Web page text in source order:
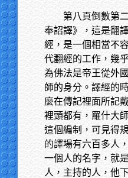
第八頁倒數第
奉詔譯》，這是翻
經，是一個相當不
代翻經的工作，幾
為佛法是帝王從外
師的身分。譯經的
麼在傳記裡面所記
裡頭都有，羅什大
這個編制，可見得
的譯場有六百多人
一個人的名字，就
人，主持的人，他